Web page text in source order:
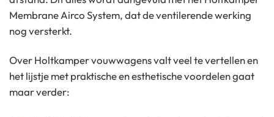
Membrane Airco System, dat de ventilerende werking
nog versterkt.
Over Holtkamper vouwwagens valt veel te vertellen en
het lijstje met praktische en esthetische voordelen gaat
maar verder: